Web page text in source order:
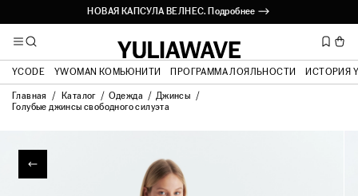
НОВАЯ КАПСУЛА ВЕЛНЕС. Подробнее ⟶
ВЫЕЗДНАЯ ПРИМЕРКА. Подробнее ⟶
YCODE YWOMAN КОМЬЮНИТИ ПРОГРАММА ЛОЯЛЬНОСТИ ИСТОРИЯ
Главная Каталог Одежда
Джинсы
Голубые джинсы свободного силуэта